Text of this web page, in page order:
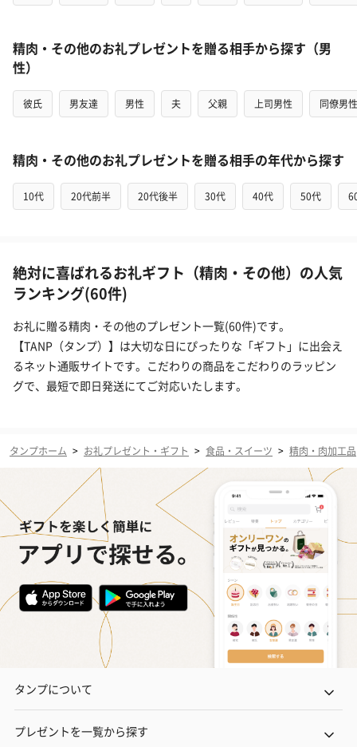
精肉・その他のお礼プレゼントを贈る相手から探す（男
性）
彼氏 男友達 男性 夫 父親 上司男性 同僚男性
精肉・その他のお礼プレゼントを贈る相手の年代から探す
10代 20代前半 20代後半 30代 40代 50代
絶対に喜ばれるお礼ギフト（精肉・その他）の人気
ランキング(60件)
お礼に贈る精肉・その他のプレゼント一覧(60件)です。
【TANP（タンプ）】は大切な日にぴったりな「ギフト」に出会え
るネット通販サイトです。こだわりの商品をこだわりのラッピン
グで、最短で即日発送にてご対応いたします。
タンプホーム > お礼プレゼント・ギフト > 食品・スイーツ > 精肉・肉加工品
タンプについて
プレゼントを一覧から探す